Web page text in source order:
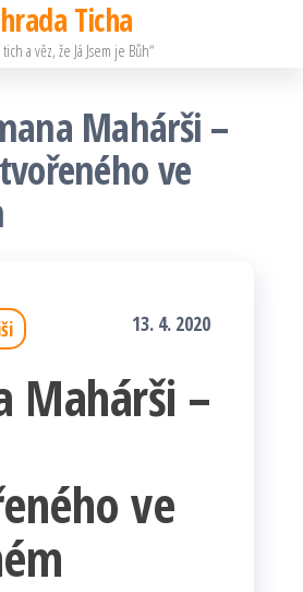
Ticha
a věz, že Já Jsem je Bůh“
Mahárši –
ve
13. 4. 2020
Mahárši –
ve